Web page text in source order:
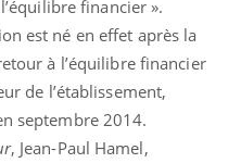
financier ».
est né en effet après la
à l’équilibre financier
de l’établissement,
septembre 2014.
, Jean-Paul Hamel,